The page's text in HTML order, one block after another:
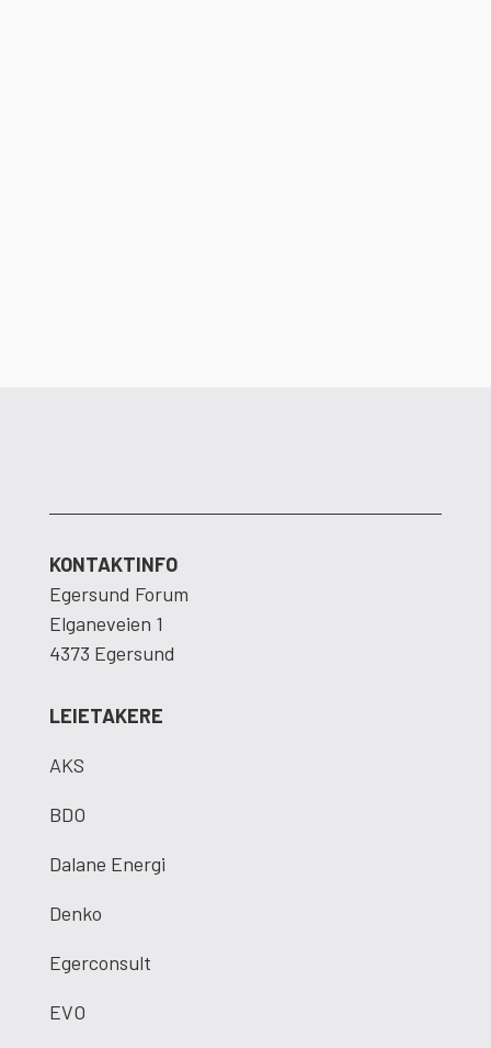
KONTAKTINFO
Egersund Forum
Elganeveien 1
4373 Egersund
LEIETAKERE
AKS
BDO
Dalane Energi
Denko
Egerconsult
EVO